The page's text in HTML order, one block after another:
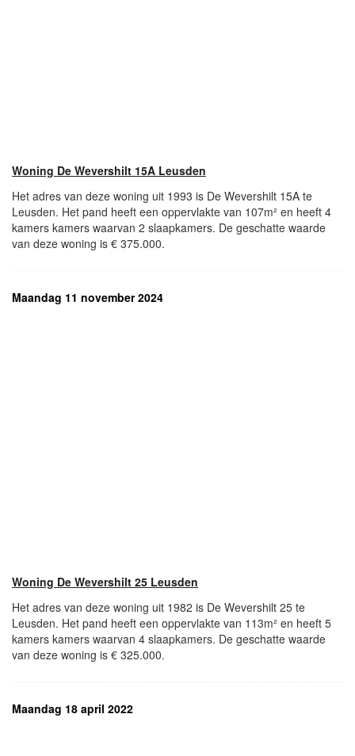
Woning De Wevershilt 15A Leusden
Het adres van deze woning uit 1993 is De Wevershilt 15A te
Leusden. Het pand heeft een oppervlakte van 107m² en heeft 4
kamers kamers waarvan 2 slaapkamers. De geschatte waarde
van deze woning is € 375.000.
Maandag 11 november 2024
Woning De Wevershilt 25 Leusden
Het adres van deze woning uit 1982 is De Wevershilt 25 te
Leusden. Het pand heeft een oppervlakte van 113m² en heeft 5
kamers kamers waarvan 4 slaapkamers. De geschatte waarde
van deze woning is € 325.000.
Maandag 18 april 2022